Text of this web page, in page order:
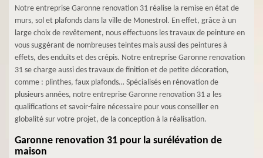
Notre entreprise Garonne renovation 31 réalise la remise en état de
murs, sol et plafonds dans la ville de Monestrol. En effet, grâce à un
large choix de revêtement, nous effectuons les travaux de peinture en
vous suggérant de nombreuses teintes mais aussi des peintures à
effets, des enduits et des crépis. Notre entreprise Garonne renovation
31 se charge aussi des travaux de finition et de petite décoration,
comme : plinthes, faux plafonds… Spécialisés en rénovation de
plusieurs années, notre entreprise Garonne renovation 31 a les
qualifications et savoir-faire nécessaire pour vous conseiller en
globalité sur votre projet, de la conception à la réalisation.
Garonne renovation 31 pour la surélévation de
maison